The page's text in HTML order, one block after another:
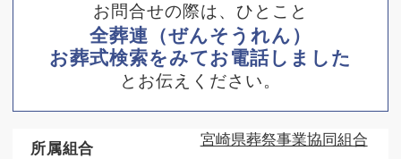
お問合せの際は、ひとこと
全葬連（ぜんそうれん）
お葬式検索をみてお電話しました
とお伝えください。
所属組合
宮崎県葬祭事業協同組合